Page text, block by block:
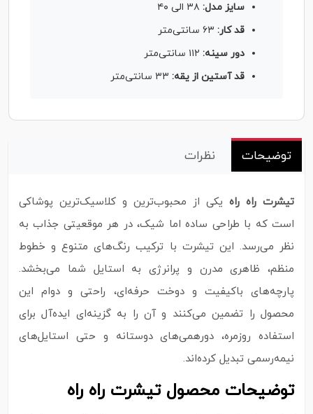
سایز مدل:
قد کار:
دور سینه:
قد آستین از یقه:
توضیحات نظرات
تیشرت راه راه یکی از محبوب‌ترین و کلاسیک‌ترین پوشاکی
است که با طراحی ساده اما شیک، در هر موقعیتی جذاب به
نظر می‌رسد. این تیشرت با ترکیب رنگ‌های متنوع و خطوط
منظم، ظاهری مدرن و پرانرژی به استایل شما می‌بخشد.
پارچه‌های باکیفیت و دوخت حرفه‌ای، راحتی و دوام این
محصول را تضمین می‌کنند و آن را به گزینه‌ای ایده‌آل برای
استفاده روزمره، دورهمی‌های دوستانه و حتی استایل‌های
نیمه‌رسمی تبدیل کرده‌اند.
توضیحات محصول تیشرت راه راه